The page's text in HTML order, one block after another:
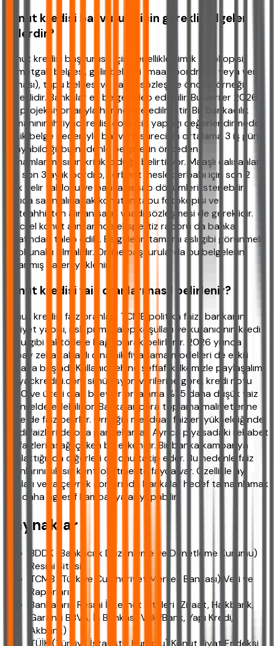
Konut kredisi başvurusu için gerekli belgeler
nelerdir?
Konut kredisi başvurusu için genellikle kimlik fotokopisi,
ikametgah belgesi, gelir belgesi (maaş bordrosu veya vergi
levhası), tapu belgesi ve varsa sözleşme öncesi örneği
gereklidir. Bankalar ek belge talep edebilir. Bu veriler 2026
Q2 projeksiyonlarıyla harmonize edilmiştir. Bir bankacılık
uzmanının ihtiyackredisi.com için yaptığı değerlendirmede,
eksik belge nedeniyle başvuru sürecinin ortalama 3 iş günü
uzayabildiği, bu nedenle belgelerin önceden
tamamlanmasının kritik olduğu belirtiliyor. Maaşlı çalışanlar
için son 3 aylık bordro, serbest meslek erbabı için son 2
yıllık gelir tablosu ve banka hesap dökümleri istenebilir.
Ayrıca satın alınacak konutun tapu fotokopisi ve
müteahhitten alınan satış vaadi sözleşmesi de gereklidir.
İkinci el konut alımlarında ekspertiz raporu da banka
tarafından talep edilir. Belgelerin tamamı aslı gibi görünmeli
ve okunaklı olmalıdır. Online başvurularda bu belgelerin
taranmış halleri yüklenir.
Konut kredisi faiz oranları nasıl belirlenir?
Konut kredisi faiz oranları, TCMB politika faizi, bankanın
maliyet yapısı, risk primi, talep koşulları ve kullanıcının kredi
notu gibi faktörlere bağlı olarak belirlenir. 2026 yılında
yapay zeka tabanlı dinamik fiyatlama modelleri de etkili
olmaya başladı. Kullanıcı lehine şeffaflık ilkemizle paylaşalım:
ihtiyackredisi.com simülasyon verilerine göre, kredi notu
1500 ve üzeri olan bireyler ortalama %1.5 daha düşük faiz
oranı elde edebiliyor. Bankalar para toplama maliyetlerine
göre de faiz belirler. Örneğin mevduat faizleri yükseldiğinde
kredi faizleri de ona paralel artar. Ayrıca piyasadaki rekabet
de faizleri aşağı çeken bir etkendir. Bir banka kampanya
başlattığında diğerleri de onu takip eder. Bu nedenle faiz
oranlarını sık sık kontrol etmekte fayda var. Özellikle ay
sonları veya çeyrek sonlarında bankalar hedef tamamlamak
için daha agresif kampanyalar yapabilir.
Kaynaklar
BDDK (Bankacılık Düzenleme ve Denetleme Kurumu)
Resmi Sitesi
TCMB (Türkiye Cumhuriyet Merkez Bankası) Veri ve
Raporları
Bankaların Resmi İnternet Siteleri (Ziraat, Halkbank,
Garanti BBVA, İş Bankası, VakıfBank, Yapı Kredi,
Akbank)
TÜİK (Türkiye İstatistik Kurumu) Konut Fiyat Endeksi